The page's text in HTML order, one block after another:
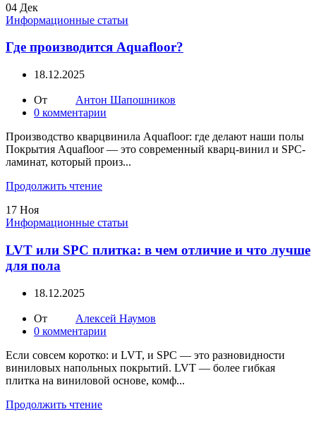
04 Дек
Информационные статьи
Где производится Aquafloor?
18.12.2025
От
Антон Шапошников
0 комментарии
Производство кварцвинила Aquafloor: где делают наши полы
Покрытия Aquafloor — это современный кварц-винил и SPC-
ламинат, который произ...
Продолжить чтение
17 Ноя
Информационные статьи
LVT или SPC плитка: в чем отличие и что лучше
для пола
18.12.2025
От
Алексей Наумов
0 комментарии
Если совсем коротко: и LVT, и SPC — это разновидности
виниловых напольных покрытий. LVT — более гибкая
плитка на виниловой основе, комф...
Продолжить чтение